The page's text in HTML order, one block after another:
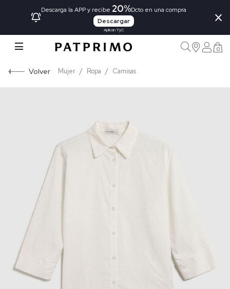
Descarga la APP y recibe 20%Dcto en una compra
Descargar
Aplican TyC
×
0
Volver Mujer Ropa Camisas